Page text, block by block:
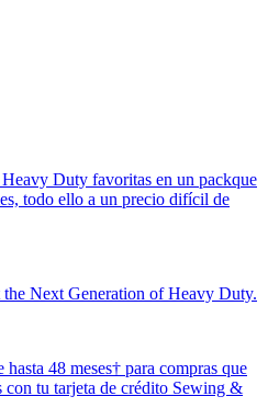
Duty favoritas en un packque
todo ello a un precio difícil de
the Next Generation of Heavy Duty.
48 meses† para compras que
con tu tarjeta de crédito Sewing &